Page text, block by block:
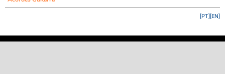
[EN]
[PT]